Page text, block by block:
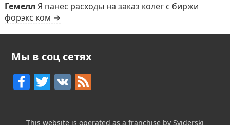
Гемелл Я панес расходы на заказ колег с биржи
форэкс ком →
Мы в соц сетях
F
c
T
itt
V F
e
This website is operated as a franchise by Sviderski